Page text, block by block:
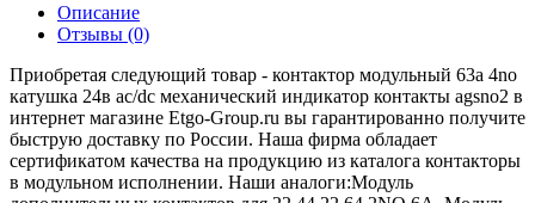
Описание
Отзывы (0)
Приобретая следующий товар - контактор модульный 63а 4no
катушка 24в ac/dc механический индикатор контакты agsno2 в
интернет магазине Etgo-Group.ru вы гарантированно получите
быструю доставку по России. Наша фирма обладает
сертификатом качества на продукцию из каталога контакторы
в модульном исполнении. Наши аналоги:Модуль